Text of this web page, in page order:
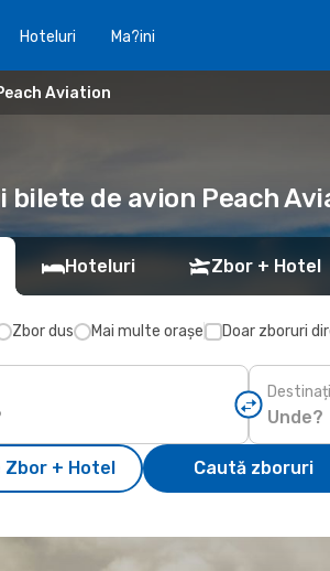
Hoteluri Ma?ini
Aviation
bilete de avion Peach
Hoteluri Zbor + Hotel
Zbor dus Mai multe orașe Doar zboruri
Zbor + Hotel Caută zboruri